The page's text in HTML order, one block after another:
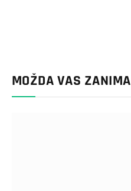
MOŽDA VAS ZANIMA